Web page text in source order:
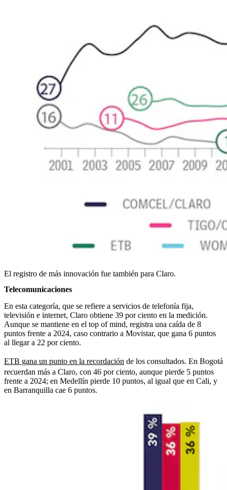
El registro de más innovación fue también para Claro.
Telecomunicaciones
En esta categoría, que se refiere a servicios de telefonía fija,
televisión e internet, Claro obtiene 39 por ciento en la medición.
Aunque se mantiene en el top of mind, registra una caída de 8
puntos frente a 2024, caso contrario a Movistar, que gana 6 puntos
al llegar a 22 por ciento.
ETB gana un punto en la recordación de los consultados. En Bogotá
recuerdan más a Claro, con 46 por ciento, aunque pierde 5 puntos
frente a 2024; en Medellín pierde 10 puntos, al igual que en Cali, y
en Barranquilla cae 6 puntos.